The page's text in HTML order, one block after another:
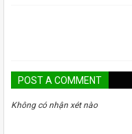
POST A COMMENT
Không có nhận xét nào